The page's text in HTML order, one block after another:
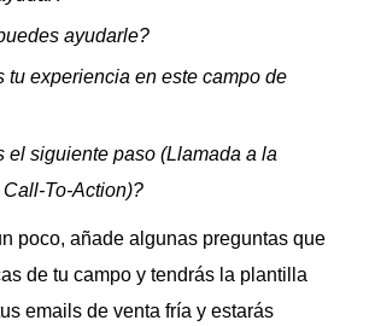
ayudarle?
tu experiencia en este campo de
el siguiente paso (Llamada a la
To-Action)?
poco, añade algunas preguntas que
de tu campo y tendrás la plantilla
emails de venta fría y estarás